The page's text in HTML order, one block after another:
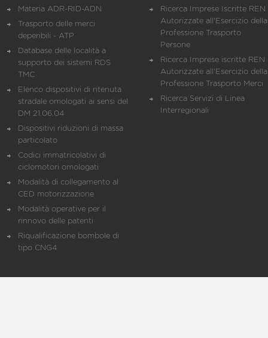
Materia ADR-RID-ADN
Trasporto delle merci
deperibili - ATP
Database delle località a
supporto dei sistemi RDS
TMC
Elenco dispositivi di ritenuta
stradale omologati ai sensi del
DM 21.06.04
Dispositivi riduzioni di massa
particolato
Codici immatricolativi di
ciclomotori omologati
Modalità di collegamento al
CED motorizzazione
Modalità operative per il
rinnovo delle patenti
Riqualificazione bombole di
tipo CNG4
Ricerca Imprese Iscritte REN
Autorizzate all'Esercizio della
Professione Trasporto
Persone
Ricerca Imprese iscritte REN
Autorizzate all'Esercizio della
Professione Trasporto Merci
Ricerca Servizi di Linea
Interregionali